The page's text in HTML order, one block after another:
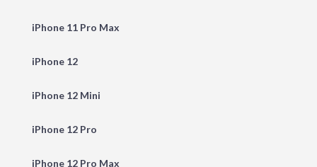
iPhone 11 Pro Max
iPhone 12
iPhone 12 Mini
iPhone 12 Pro
iPhone 12 Pro Max